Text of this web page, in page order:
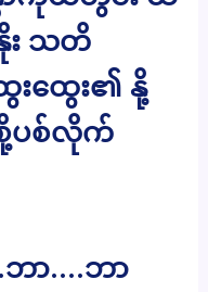
း သတိ
ထွေး၏ နို့
ပစ်လိုက်
ဘာ….ဘာ